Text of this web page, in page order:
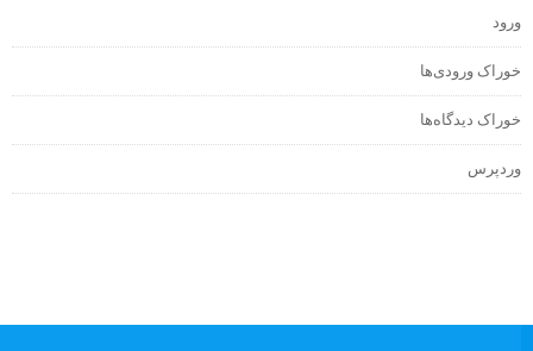
ورود
خوراک ورودی‌ها
خوراک دیدگاه‌ها
وردپرس